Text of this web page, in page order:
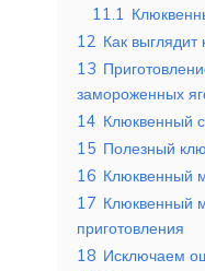
11.1
12 Как выглядит
13
замороженных
14 Клюквенный
15 Полезный
16 Клюквенный
17 Клюквенный
приготовления
18 Исключаем